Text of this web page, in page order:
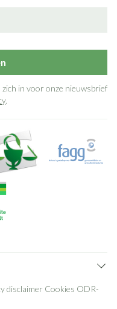
in voor onze nieuwsbrief
.
disclaimer Cookies ODR-